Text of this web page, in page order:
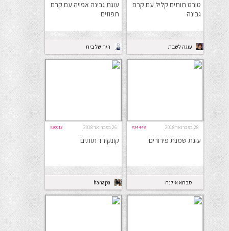
טורט תותים קליל עם קרם
גבינה
עוגה לשבת
עוגת גבינה אפויה עם קרם
תפוזים
ריח של בית
28 בפברואר 2018 #34448
עוגת שמנת פירורים
סבתא אילנה
בישלה ארוחה...
26 בפברואר 2018 #36013
קונקורד תותים
hanapa